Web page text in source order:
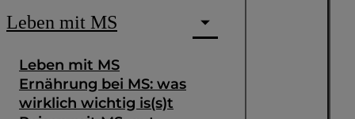
Leben mit MS
Leben mit MS
Ernährung bei MS: was
wirklich wichtig is(s)t